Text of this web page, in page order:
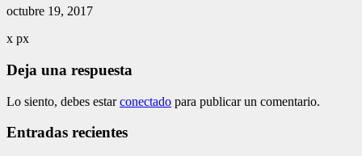
octubre 19, 2017
x px
Deja una respuesta
Lo siento, debes estarconectado para publicar un comentario.
Entradas recientes